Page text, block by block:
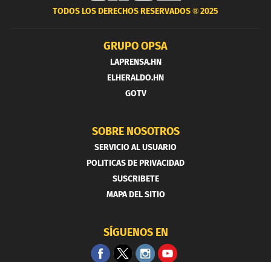
TODOS LOS DERECHOS RESERVADOS ®2025
GRUPO OPSA
LAPRENSA.HN
ELHERALDO.HN
GOTV
SOBRE NOSOTROS
SERVICIO AL USUARIO
POLITICAS DE PRIVACIDAD
SUSCRIBETE
MAPA DEL SITIO
SÍGUENOS EN